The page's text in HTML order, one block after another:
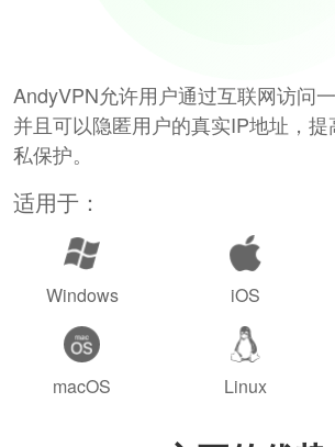
AndyVPN允许用户通过互联网访问
并且可以隐匿用户的真实IP地址，
私保护。
适用于：
Windows iOS
macOS Linux